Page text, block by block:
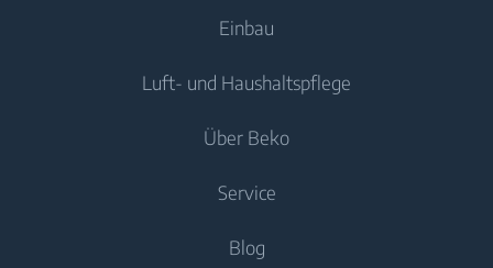
Gefriergeräte
Kühl-/Gefrierkombinationen
Freistehende Mikrowellen
Freistehende Waschmaschinen
Waschtrockner
Einbau
Luft- und Haushaltspflege
Klimageräte
Standventilator
Über Beko
Über uns
Service
Blog